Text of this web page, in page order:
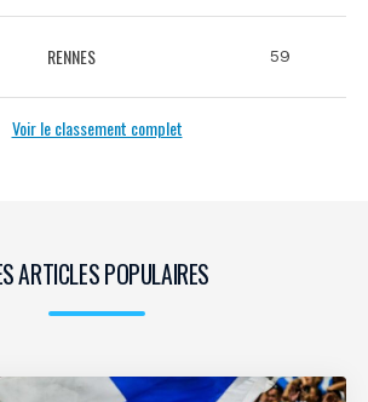
RENNES 59
Voir le classement complet
ARTICLES POPULAIRES